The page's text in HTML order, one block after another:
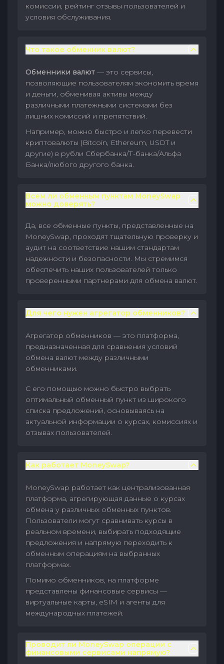
комиссии, рейтинг отзывы пользователей и
условия обслуживания.
Что такое обменник валют?
Обменники валют — это сервисы,
позволяющие пользователям экономить время
и деньги, обменивая активы между
различными платежными системами без
лишних комиссий и препятствий.
Например, можно быстро и легко перевести
криптовалюты (Bitcoin, Ethereum, USDT и
другие) в рубли Сбербанка/Т-банка/Альфа
Банка/любого другого банка.
Всем ли обменным пунктам MoneySwap
можно доверять?
Да, все обменные пункты, представленные на
MoneySwap, проходят тщательную проверку и
аудит на соответствие нашим стандартам
надежности и безопасности. Мы стремимся
обеспечить наших пользователей только
проверенными партнерами для обмена валют.
Для чего нужен агрегатор обменников?
Агрегатор обменников — это платформа,
предназначенная для сравнения условий
обмена валют между различными
обменниками.
С его помощью можно быстро выбрать
оптимальный обменный пункт из широкого
списка предложений, основываясь на
актуальной информации о курсах, комиссиях и
отзывах пользователей.
Как работает MoneySwap?
MoneySwap работает как централизованная
платформа, агрегирующая данные о курсах
обмена у различных обменных пунктов.
Пользователи могут сравнивать курсы в
реальном времени, выбирать подходящие
предложения и напрямую переходить к
обменным операциям на выбранных
платформах.
Помимо обменников, на платформе
представлены финансовые сервисы —
виртуальные карты, eSIM и агенты для
международных платежей.
Проводит ли MoneySwap операции с
финансовыми сервисами напрямую?